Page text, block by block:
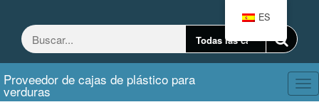
contenido
Proveedor de cajas de plástico para
verduras
ES